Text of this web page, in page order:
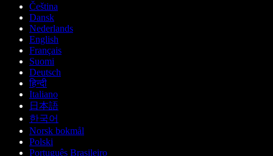
Čeština
Dansk
Nederlands
English
Français
Suomi
Deutsch
हिन्दी
Italiano
日本語
한국어
Norsk bokmål
Polski
Português Brasileiro